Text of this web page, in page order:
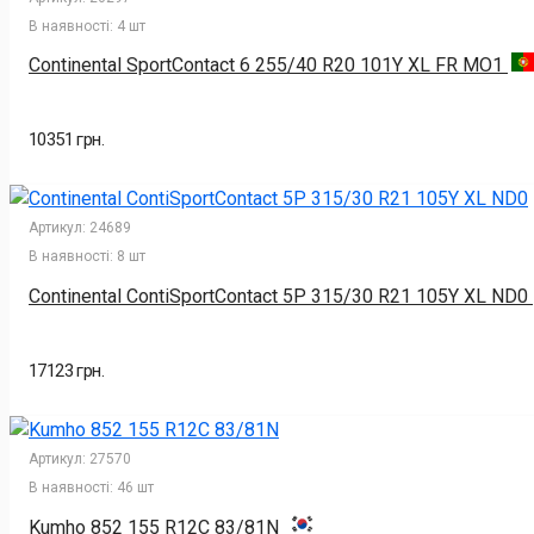
В наявності: 4 шт
Continental SportContact 6 255/40 R20 101Y XL FR MO1
10351 грн.
Артикул: 24689
В наявності: 8 шт
Continental ContiSportContact 5P 315/30 R21 105Y XL ND0
17123 грн.
Артикул: 27570
В наявності: 46 шт
Kumho 852 155 R12C 83/81N